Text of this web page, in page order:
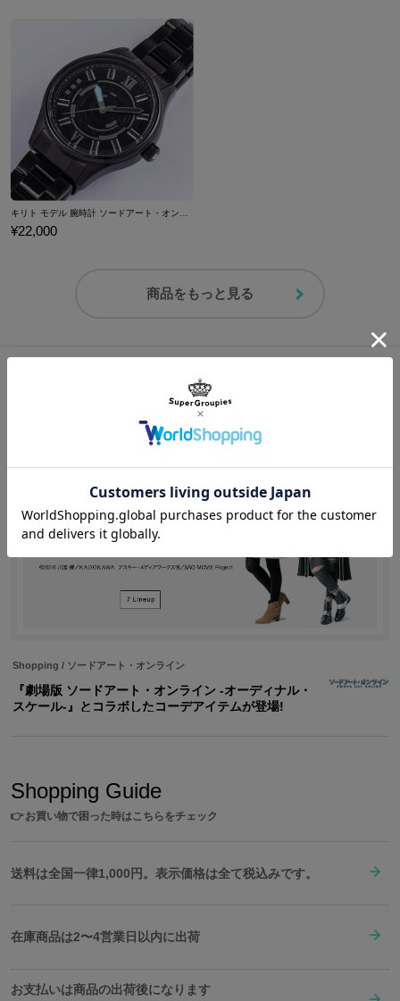
ウエストベルトの結び方を変えたりベルトを外したりして、様々な
着こなしも楽しめる優秀アイテムです。ユニセックスフリーサイズ
なので、男女ともにお使い頂けます。
※着用メンズモデルの身長：172cm
※着用レディースモデルの身長：160cm
※画像はサンプルです。実際の商品とは一部異なる場合がございます。予めご
了承ください。
¥22,000
商品をもっと見る
この商品のShopping / Blog記事
Shopping / ソードアート・オンライン
『劇場版 ソードアート・オンライン -オーディナル・
スケール-』とコラボしたコーデアイテムが登場!
Shopping Guide
👉お買い物で困った時はこちらをチェック
送料は全国一律1,000円。表示価格は全て税込みです。
在庫商品は2〜4営業日以内に出荷
お支払いは商品の出荷後になります